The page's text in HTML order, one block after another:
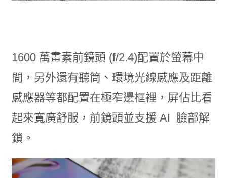
1600 萬畫素前鏡頭 (f/2.4)配置於螢幕中
間，另外還有聽筒、環境光線感應及距離
感應器等都配置在極窄邊框裡，屏佔比看
起來寬廣舒服，前鏡頭並支援 AI 臉部解
鎖。